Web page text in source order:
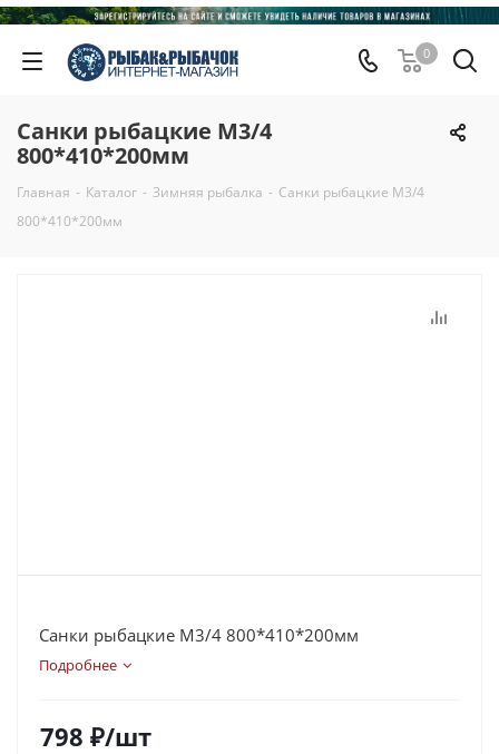
0
Санки рыбацкие М3/4
800*410*200мм
Главная - Каталог - Зимняя рыбалка - Санки рыбацкие М3/4
800*410*200мм
Санки рыбацкие М3/4 800*410*200мм
Подробнее
798 ₽/шт